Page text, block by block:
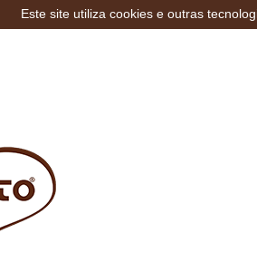
Este site utiliza cookies e outras